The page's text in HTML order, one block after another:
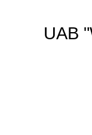
UAB